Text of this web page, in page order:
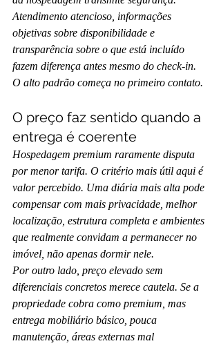
Atendimento atencioso, informações
objetivas sobre disponibilidade e
transparência sobre o que está incluído
fazem diferença antes mesmo do check-in.
O alto padrão começa no primeiro contato.
O preço faz sentido quando a
entrega é coerente
Hospedagem premium raramente disputa
por menor tarifa. O critério mais útil aqui é
valor percebido. Uma diária mais alta pode
compensar com mais privacidade, melhor
localização, estrutura completa e ambientes
que realmente convidam a permanecer no
imóvel, não apenas dormir nele.
Por outro lado, preço elevado sem
diferenciais concretos merece cautela. Se a
propriedade cobra como premium, mas
entrega mobiliário básico, pouca
manutenção, áreas externas mal